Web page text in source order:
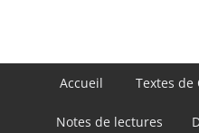
Navigation
Accueil Textes de
Notes de lectures